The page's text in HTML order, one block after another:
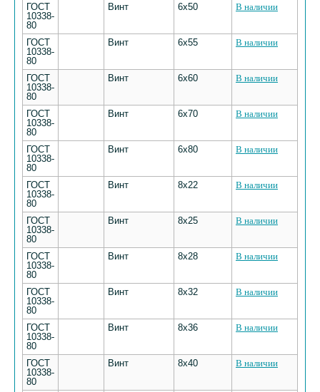
ГОСТ
10338-
80
Винт 6х50 В наличии
ГОСТ
10338-
80
Винт 6х55 В наличии
ГОСТ
10338-
80
Винт 6х60 В наличии
ГОСТ
10338-
80
Винт 6х70 В наличии
ГОСТ
10338-
80
Винт 6х80 В наличии
ГОСТ
10338-
80
Винт 8х22 В наличии
ГОСТ
10338-
80
Винт 8х25 В наличии
ГОСТ
10338-
80
Винт 8х28 В наличии
ГОСТ
10338-
80
Винт 8х32 В наличии
ГОСТ
10338-
80
Винт 8х36 В наличии
ГОСТ
10338-
80
Винт 8х40 В наличии